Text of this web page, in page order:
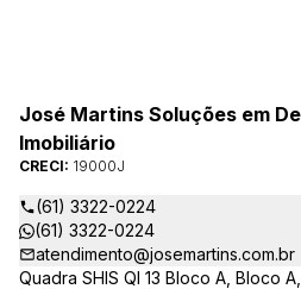
José Martins Soluções em
Imobiliário
CRECI: 19000J
(61) 3322-0224
(61) 3322-0224
atendimento@josemartins.com.br
Quadra SHIS QI 13 Bloco A, Bloco